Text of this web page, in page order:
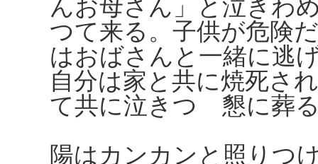
んお母さん」と泣きわ
つて来る。子供が危険
はおばさんと一緒に逃
自分は家と共に焼死さ
て共に泣きつゝ懇に葬
陽はカンカンと照りつ